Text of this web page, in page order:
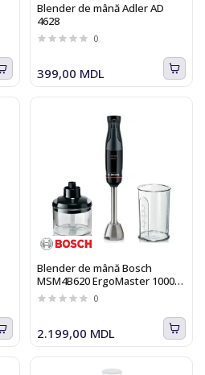
Blender de mână Adler AD
4628
0
399,00 MDL
Blender de mână Bosch
MSM4B620 ErgoMaster 1000
W, negru
0
2.199,00 MDL